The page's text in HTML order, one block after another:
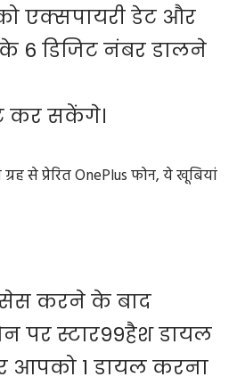
एक्सपायरी डेट और
6 डिजिट नंबर डालने
कर सकेंगे।
से प्रेरित OnePlus फोन, ये खूबियां
करने के बाद
पर स्टार99हैश डायल
आपको 1 डायल करना